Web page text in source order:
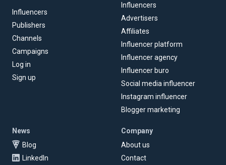
Influencers
Publishers
Channels
Campaigns
Log in
Sign up
Influencers
Advertisers
Affiliates
Influencer platform
Influencer agency
Influencer buro
Social media influencer
Instagram influencer
Blogger marketing
News
Blog
LinkedIn
Company
About us
Contact